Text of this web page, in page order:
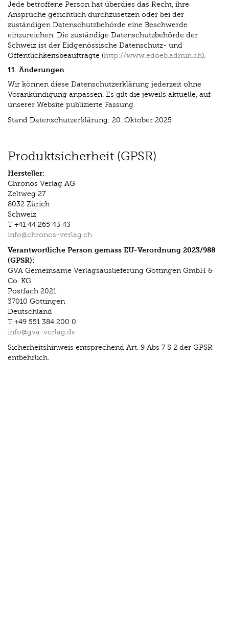
Jede betroffene Person hat überdies das Recht, ihre
Ansprüche gerichtlich durchzusetzen oder bei der
zuständigen Datenschutzbehörde eine Beschwerde
einzureichen. Die zuständige Datenschutzbehörde der
Schweiz ist der Eidgenössische Datenschutz- und
Öffentlichkeitsbeauftragte (http://www.edoeb.admin.ch).
11. Änderungen
Wir können diese Datenschutzerklärung jederzeit ohne
Vorankündigung anpassen. Es gilt die jeweils aktuelle, auf
unserer Website publizierte Fassung.
Stand Datenschutzerklärung: 20. Oktober 2025
Produktsicherheit (GPSR)
Hersteller:
Chronos Verlag AG
Zeltweg 27
8032 Zürich
Schweiz
T +41 44 265 43 43
info@chronos-verlag.ch
Verantwortliche Person gemäss EU-Verordnung 2023/988
(GPSR):
GVA Gemeinsame Verlagsauslieferung Göttingen GmbH &
Co. KG
Postfach 2021
37010 Göttingen
Deutschland
T +49 551 384 200 0
info@gva-verlag.de
Sicherheitshinweis entsprechend Art. 9 Abs 7 S 2 der GPSR
entbehrlich.